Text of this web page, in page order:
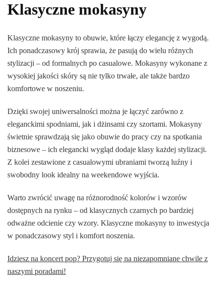
Klasyczne mokasyny
Klasyczne mokasyny to obuwie, które łączy elegancję z wygodą.
Ich ponadczasowy krój sprawia, że pasują do wielu różnych
stylizacji – od formalnych po casualowe. Mokasyny wykonane z
wysokiej jakości skóry są nie tylko trwałe, ale także bardzo
komfortowe w noszeniu.
Dzięki swojej uniwersalności można je łączyć zarówno z
eleganckimi spodniami, jak i dżinsami czy szortami. Mokasyny
świetnie sprawdzają się jako obuwie do pracy czy na spotkania
biznesowe – ich elegancki wygląd dodaje klasy każdej stylizacji.
Z kolei zestawione z casualowymi ubraniami tworzą luźny i
swobodny look idealny na weekendowe wyjścia.
Warto zwrócić uwagę na różnorodność kolorów i wzorów
dostępnych na rynku – od klasycznych czarnych po bardziej
odważne odcienie czy wzory. Klasyczne mokasyny to inwestycja
w ponadczasowy styl i komfort noszenia.
Idziesz na koncert pop? Przygotuj się na niezapomniane chwile z
naszymi poradami!